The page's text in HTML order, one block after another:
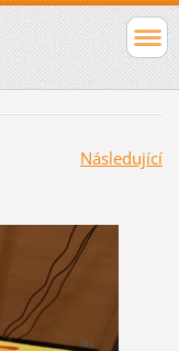
Následující